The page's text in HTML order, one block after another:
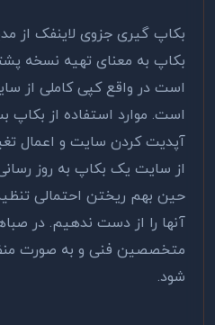
بکاپ گیری جزوی لاینفک از
بکاپ به معنای تهیه نسخه
است در واقع کپی کاملی از
است. موارد استفاده از بکاپ
آپدیت کردن سایت و اعمال
از سایت یک بکاپ به روز
حین بهم ریختن احتمالی
آنها را از دست ندهیم. در
متخصصین فنی و به صورت
شود.